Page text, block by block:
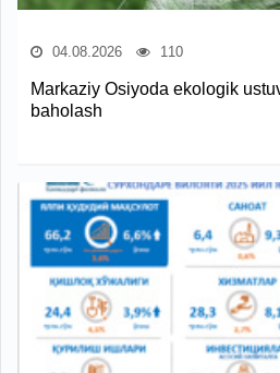
04.08.2026 110
Markaziy Osiyoda ekologik
baholash